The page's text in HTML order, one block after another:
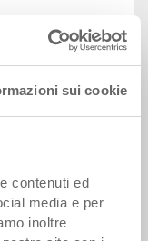
sui cookie
contenuti ed
media e per
inoltre
27,45